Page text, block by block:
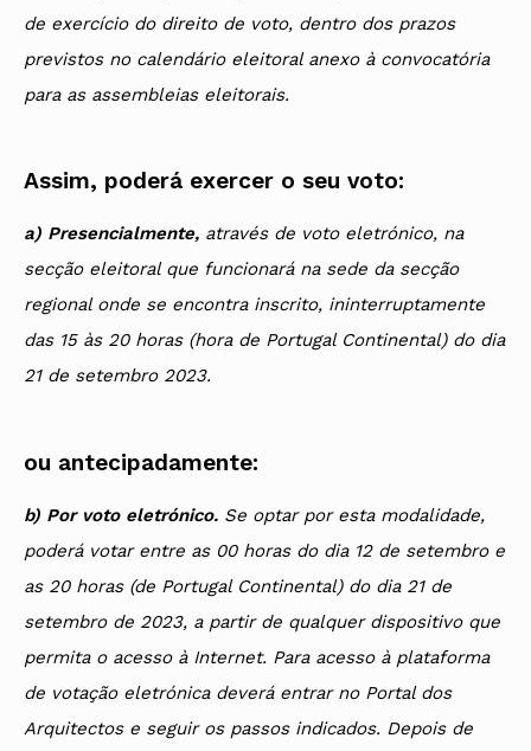
de exercício do direito de voto, dentro dos prazos
previstos no calendário eleitoral anexo à convocatória
para as assembleias eleitorais.
Assim, poderá exercer o seu voto:
a) Presencialmente, através de voto eletrónico, na
secção eleitoral que funcionará na sede da secção
regional onde se encontra inscrito, ininterruptamente
das 15 às 20 horas (hora de Portugal Continental) do dia
21 de setembro 2023.
ou antecipadamente:
b) Por voto eletrónico. Se optar por esta modalidade,
poderá votar entre as 00 horas do dia 12 de setembro e
as 20 horas (de Portugal Continental) do dia 21 de
setembro de 2023, a partir de qualquer dispositivo que
permita o acesso à Internet. Para acesso à plataforma
de votação eletrónica deverá entrar no Portal dos
Arquitectos e seguir os passos indicados. Depois de